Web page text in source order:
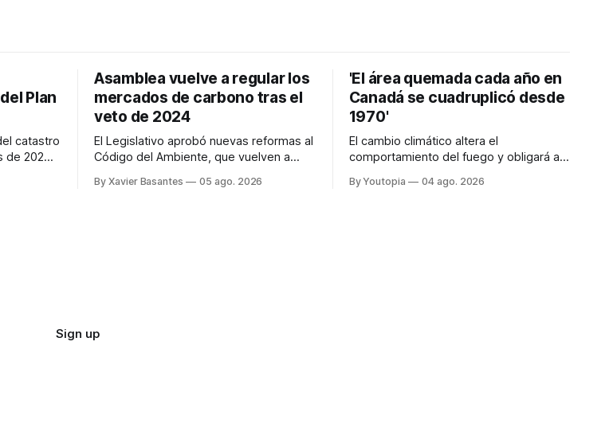
Plan
catastro
de 2026.
Asamblea vuelve a regular los
mercados de carbono tras el
veto de 2024
El Legislativo aprobó nuevas reformas al
Código del Ambiente, que vuelven a
veto total del Ejecutivo en 2024.
By Xavier Basantes 05 ago. 2026
'El área quemada cada año en
Canadá se cuadruplicó desde
1970'
El cambio climático altera el
comportamiento del fuego y obligará a
lo previene y combate, según el experto
By Youtopia 04 ago. 2026
Sign up